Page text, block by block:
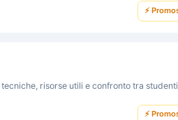
⚡
risorse utili e confronto tra
⚡